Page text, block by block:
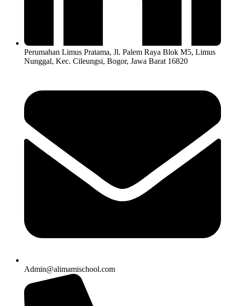
Perumahan Limus Pratama, Jl. Palem Raya Blok M5, Limus
Nunggal, Kec. Cileungsi, Bogor, Jawa Barat 16820
Admin@alimamischool.com